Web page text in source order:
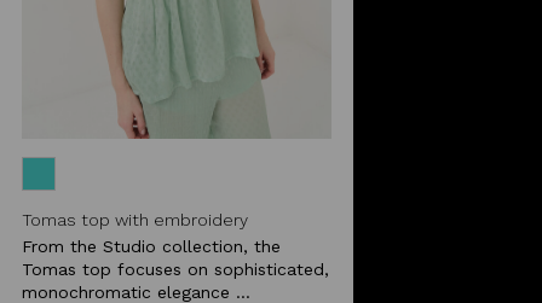
Tomas top with embroidery
From the Studio collection, the
Tomas top focuses on sophisticated,
monochromatic elegance ...